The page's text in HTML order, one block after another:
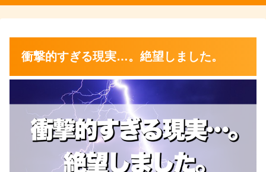
衝撃的すぎる現実…。絶望しました。